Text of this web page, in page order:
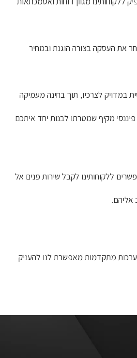
את העסקה בצורה הוגנת ובמחיר
במדויק לצרכיו, תוך בחינה מעמיקה
מקיף שמטרתו לבנות יחד איתכם
חיפה ונתיבות, המאפשרים ללקוחותינו לקבל שירות פנים אל
אליהם.
מתקדמות מאפשרת לנו להעניק